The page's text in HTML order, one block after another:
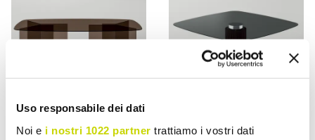
Uso responsabile dei dati
Noi e i nostri 1022 partner trattiamo i vostri dati